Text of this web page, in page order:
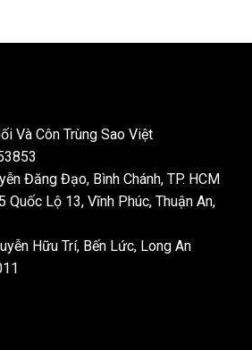
Và Côn Trùng Sao Việt
Đăng Đạo, Bình Chánh, TP. HCM
Lộ 13, Vĩnh Phúc, Thuận An,
Hữu Trí, Bến Lức, Long An